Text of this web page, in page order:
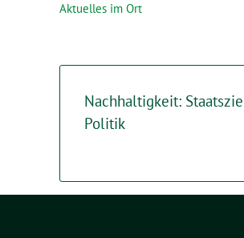
Aktuelles im Ort
Nachhaltigkeit:
Politik